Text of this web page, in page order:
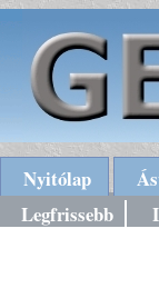
Nyitólap
Legfrissebb